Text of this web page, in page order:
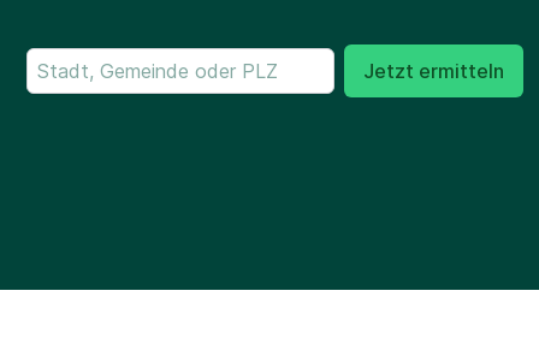
Jetzt ermitteln